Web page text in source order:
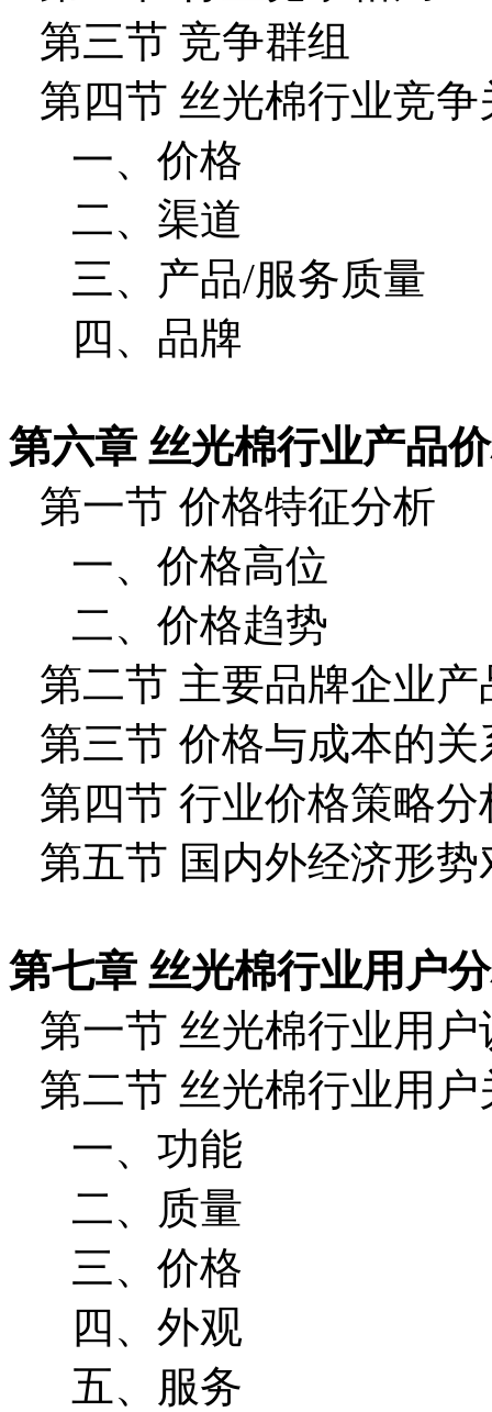
第三节 竞争群组
第四节 丝光棉行业竞
一、价格
二、渠道
三、产品/服务质量
四、品牌
第六章 丝光棉行业产品
第一节 价格特征分析
一、价格高位
二、价格趋势
第二节 主要品牌企业产
第三节 价格与成本的关
第四节 行业价格策略分
第五节 国内外经济形
第七章 丝光棉行业用户
第一节 丝光棉行业用
第二节 丝光棉行业用
一、功能
二、质量
三、价格
四、外观
五、服务